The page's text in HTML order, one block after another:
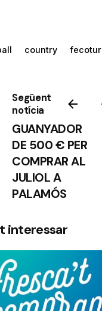
country fecotur
Següent
notícia
GUANYADOR
DE 500 € PER
COMPRAR AL
JULIOL A
PALAMÓS
interessar